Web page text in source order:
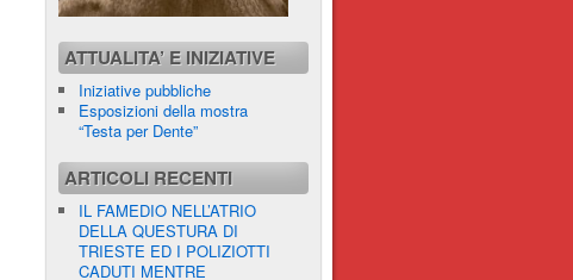
ATTUALITA’ E INIZIATIVE
Iniziative pubbliche
Esposizioni della mostra
“Testa per Dente”
ARTICOLI RECENTI
IL FAMEDIO NELL’ATRIO
DELLA QUESTURA DI
TRIESTE ED I POLIZIOTTI
CADUTI MENTRE